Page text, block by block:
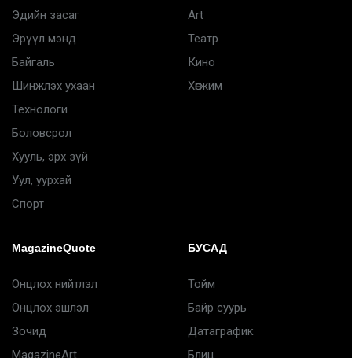
Эдийн засаг
Эрүүл мэнд
Байгаль
Шинжлэх ухаан
Технологи
Боловсрол
Хууль, эрх зүй
Уул, уурхай
Спорт
Art
Театр
Кино
Хөгжим
MagazineQuote
Онцлох нийтлэл
Онцлох эшлэл
Зочид
MagazineArt
БУСАД
Тойм
Байр суурь
Датаграфик
Блиц